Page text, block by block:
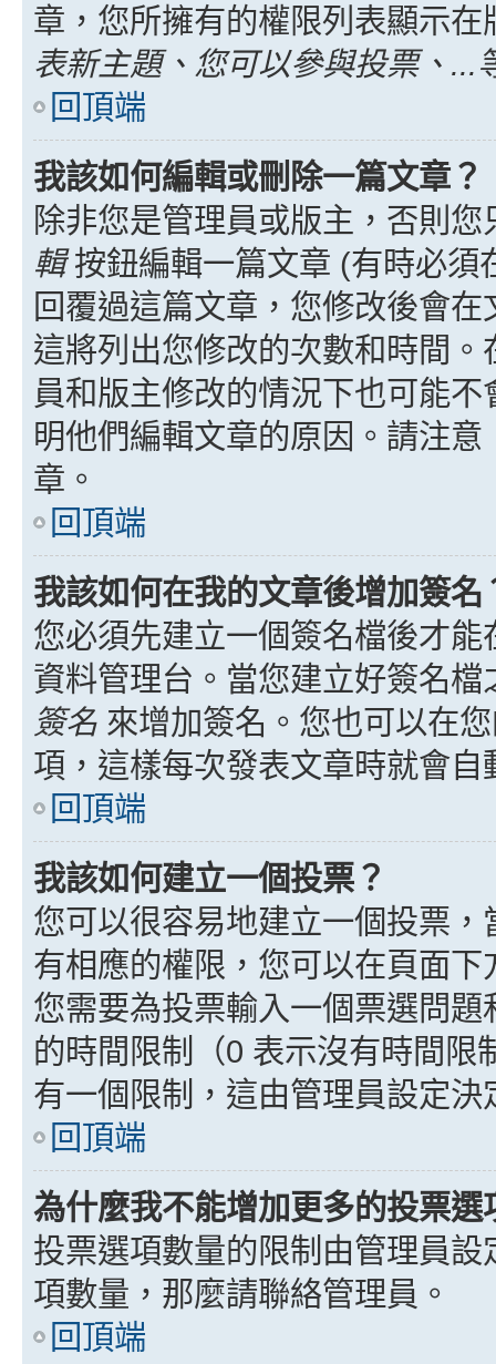
章，您所擁有的權限列表顯示
表新主題、您可以參與投票、...
回頂端
我該如何編輯或刪除一篇文章？
除非您是管理員或版主，否則
輯按鈕編輯一篇文章 (有時必須
回覆過這篇文章，您修改後會
這將列出您修改的次數和時間
員和版主修改的情況下也可能
明他們編輯文章的原因。請注
章。
回頂端
我該如何在我的文章後增加簽名
您必須先建立一個簽名檔後才
資料管理台。當您建立好簽名
簽名 來增加簽名。您也可以在
項，這樣每次發表文章時就會自
回頂端
我該如何建立一個投票？
您可以很容易地建立一個投票
有相應的權限，您可以在頁面
您需要為投票輸入一個票選問
的時間限制（0 表示沒有時間限
有一個限制，這由管理員設定決
回頂端
為什麼我不能增加更多的投票選
投票選項數量的限制由管理員
項數量，那麼請聯絡管理員。
回頂端